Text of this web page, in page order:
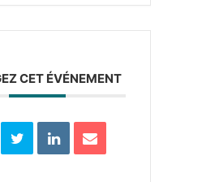
CET ÉVÉNEMENT